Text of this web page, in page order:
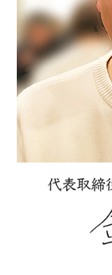
イユ】
2026.07.01
事業所に
自己評価
イユ・シャイン
自己評価
自己評価